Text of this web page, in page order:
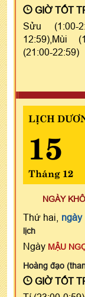
GIỜ TỐT
Sửu (1:00-
12:59),Mùi
(21:00-22:59)
LỊCH
15
Tháng 12
NGÀY
Thứ hai, ngày
lịch
Ngày MẬU
Hoàng đạo
GIỜ TỐT